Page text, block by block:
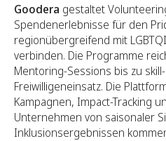
Goodera gestaltet
Spendenerlebnisse für den
regionübergreifend mit
verbinden. Die Programme
Mentoring-Sessions bis zu
Freiwilligeneinsatz. Die
Kampagnen, Impact-Tracking
Unternehmen von saisonaler
Inklusionsergebnissen